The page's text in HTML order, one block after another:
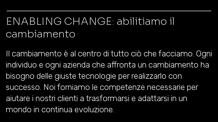
ENABLING CHANGE: abilitiamo il
cambiamento
Il cambiamento è al centro di tutto ciò che facciamo. Ogni
individuo e ogni azienda che affronta un cambiamento ha
bisogno delle giuste tecnologie per realizzarlo con
successo. Noi forniamo le competenze necessarie per
aiutare i nostri clienti a trasformarsi e adattarsi in un
mondo in continua evoluzione.